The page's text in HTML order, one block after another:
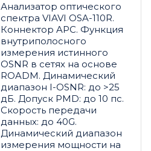
Анализатор оптического
спектра VIAVI OSA-110R.
Коннектор APC. Функция
внутриполосного
измерения истинного
OSNR в сетях на основе
ROADM. Динамический
диапазон I-OSNR: до >25
дБ. Допуск PMD: до 10 пс.
Скорость передачи
данных: до 40G.
Динамический диапазон
измерения мощности на